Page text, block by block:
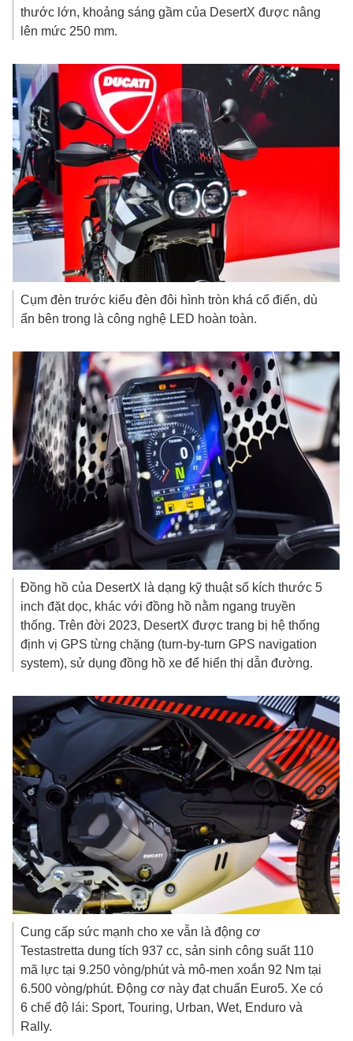
thước lớn, khoảng sáng gầm của DesertX được nâng
lên mức 250 mm.
Cụm đèn trước kiểu đèn đôi hình tròn khá cổ điển, dù
ẩn bên trong là công nghệ LED hoàn toàn.
Đồng hồ của DesertX là dạng kỹ thuật số kích thước 5
inch đặt dọc, khác với đồng hồ nằm ngang truyền
thống. Trên đời 2023, DesertX được trang bị hệ thống
định vị GPS từng chặng (turn-by-turn GPS navigation
system), sử dụng đồng hồ xe để hiển thị dẫn đường.
Cung cấp sức mạnh cho xe vẫn là động cơ
Testastretta dung tích 937 cc, sản sinh công suất 110
mã lực tại 9.250 vòng/phút và mô-men xoắn 92 Nm tại
6.500 vòng/phút. Động cơ này đạt chuẩn Euro5. Xe có
6 chế độ lái: Sport, Touring, Urban, Wet, Enduro và
Rally.